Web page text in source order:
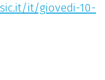
it/giovedi-10-